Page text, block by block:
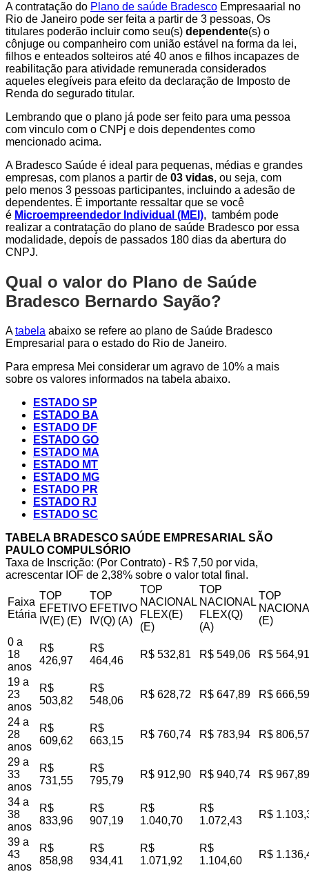
A contratação do Plano de saúde Bradesco Empresaarial no
Rio de Janeiro pode ser feita a partir de 3 pessoas, Os
titulares poderão incluir como seu(s) dependente(s) o
cônjuge ou companheiro com união estável na forma da lei,
filhos e enteados solteiros até 40 anos e filhos incapazes de
reabilitação para atividade remunerada considerados
aqueles elegíveis para efeito da declaração de Imposto de
Renda do segurado titular.
Lembrando que o plano já pode ser feito para uma pessoa
com vinculo com o CNPj e dois dependentes como
mencionado acima.
A Bradesco Saúde é ideal para pequenas, médias e grandes
empresas, com planos a partir de 03 vidas, ou seja, com
pelo menos 3 pessoas participantes, incluindo a adesão de
dependentes. É importante ressaltar que se você
é Microempreendedor Individual (MEI), também pode
realizar a contratação do plano de saúde Bradesco por essa
modalidade, depois de passados 180 dias da abertura do
CNPJ.
Qual o valor do Plano de Saúde
Bradesco Bernardo Sayão?
Atabela abaixo se refere ao plano de Saúde Bradesco
Empresarial para o estado do Rio de Janeiro.
Para empresa Mei considerar um agravo de 10% a mais
sobre os valores informados na tabela abaixo.
ESTADO SP
ESTADO BA
ESTADO DF
ESTADO GO
ESTADO MA
ESTADO MT
ESTADO MG
ESTADO PR
ESTADO RJ
ESTADO SC
TABELA BRADESCO SAÚDE EMPRESARIAL SÃO
PAULO COMPULSÓRIO
Taxa de Inscrição: (Por Contrato) - R$ 7,50 por vida,
acrescentar IOF de 2,38% sobre o valor total final.
Faixa
Etária
TOP
EFETIVO
IV(E) (E)
TOP
EFETIVO
IV(Q) (A)
TOP
NACIONAL
FLEX(E)
(E)
TOP
NACIONAL
FLEX(Q)
(A)
TOP
(E)
0 a
18
anos
R$
426,97
R$
464,46
R$ 532,81 R$ 549,06 R$ 564,91
19 a
23
anos
R$
503,82
R$
548,06
R$ 628,72 R$ 647,89 R$ 666,59
24 a
28
anos
R$
609,62
R$
663,15
R$ 760,74 R$ 783,94 R$ 806,57
29 a
33
anos
R$
731,55
R$
795,79
R$ 912,90 R$ 940,74 R$ 967,89
34 a
38
anos
R$
833,96
R$
907,19
R$
1.040,70
R$
1.072,43
R$
39 a
43
anos
R$
858,98
R$
934,41
R$
1.071,92
R$
1.104,60
R$